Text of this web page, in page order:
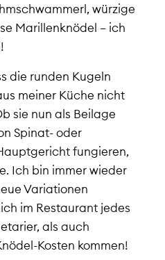
würzige
Marillenknödel – ich
die runden Kugeln
meiner Küche nicht
sie nun als Beilage
Spinat- oder
fungieren,
Ich bin immer wieder
Variationen
im Restaurant jedes
als auch
Kosten kommen!